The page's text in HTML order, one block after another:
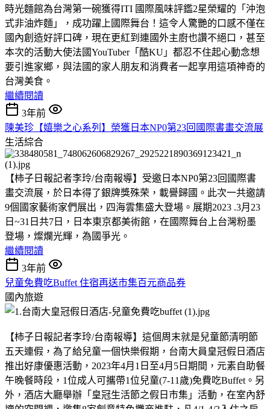
時光麵館為台灣第一碗獲得ITI 國際風味評鑑2星榮耀的「沖泡
式非油炸麵」，成功躍上國際舞台！這令人驚艷的口感不僅在
國內創造好評口碑，現在更紅到連國外主廚也讚不絕口，甚至
本次的活動大使法國YouTuber「酷KU」都忍不住起心動念想
要引進家鄉，與法國的家人朋友和消費者一起享用這項神奇的
台灣美食。
繼續閱讀
3年前
陳美珍【嬉樂之心系列】榮獲日本NP0第23回國際書畫交流展
生活綜合
【柿子日報記者李玲/台南報導】受邀日本NP0第23回國際書
畫交流展，於日本得了銀牌獎殊荣，載譽歸國。此次一共邀請
9個國家藝術家們展出，四海雲集盛大登場。展期2023 .3月23
日~31日共7日，日本東京都美術館，在國際舞台上台灣粉墨
登場，燦爛光輝，為國爭光。
繼續閱讀
3年前
兒童免費吃Buffet 住宿再送市集百元商品券
國內旅遊
【柿子日報記者李玲/台南報導】這個周末就是兒童節清明節
五天連假，為了給兒童一個快樂假期，台南大員皇冠假日酒店
推出好康優惠活動，2023年4月1日至4月5日期間，元素自助餐
午晚餐時段，1位成人可攜帶1位兒童(7-11歲)免費吃Buffet。另
外，酒店大廳舉辦「皇冠生活節之假日市集」活動，在室內舒